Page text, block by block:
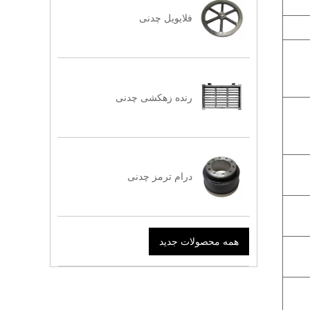
فلایویل چدنی
رنده زهکشی چدنی
درام ترمز چدنی
همه محصولات جدید